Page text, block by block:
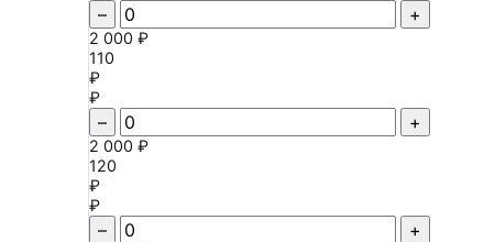
– +
2 000 ₽
110
₽
₽
– +
2 000 ₽
120
₽
₽
– +